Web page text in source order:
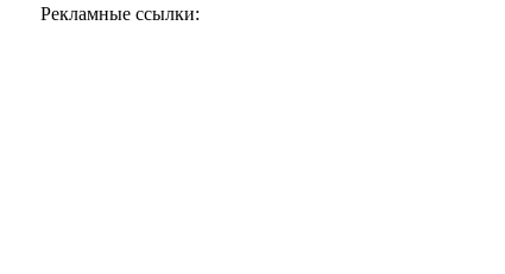
Рекламные ссылки: